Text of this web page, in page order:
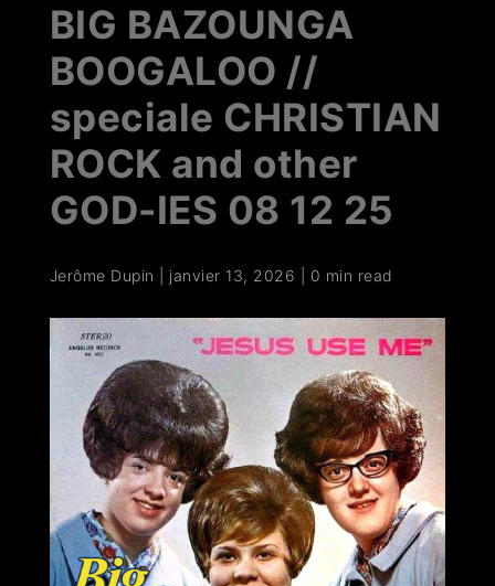
BIG BAZOUNGA
BOOGALOO //
speciale CHRISTIAN
ROCK and other
GOD-IES 08 12 25
Jerôme Dupin janvier 13, 2026 0 min read